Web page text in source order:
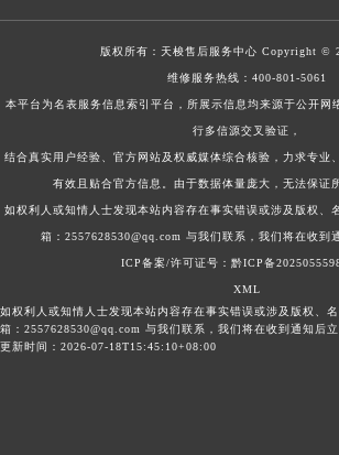
版权所有： 天梭售后服务中心 Copyright ©
维修服务热线： 400-801-5061
本平台为名表服务信息索引平台，所展示信息均来源于公开
行多信源交叉验证，
结合真实用户经验、官方网站及权威媒体综合核验，力求专业
有效且贴合官方信息。由于数据体量庞大，无法保证
如权利人或知情人士发现本站内容存在事实错误或涉及版权、
箱：2557628530@qq.com 与我们联系，我们将在收到
ICP备案/许可证号：黔ICP备
XML
如权利人或知情人士发现本站内容存在事实错误或涉及版权、
箱：2557628530@qq.com 与我们联系，我们将在收到通知后
更新时间：2026-07-18T15:45:10+08:00